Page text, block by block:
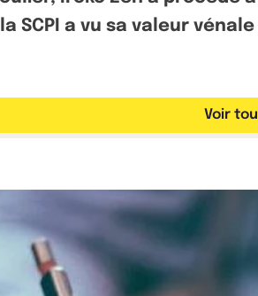
SCPI a vu sa valeur
Voir